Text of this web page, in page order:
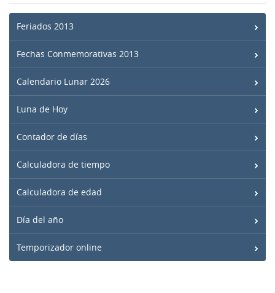
Feriados 2013
Fechas Conmemorativas 2013
Calendario Lunar 2026
Luna de Hoy
Contador de días
Calculadora de tiempo
Calculadora de edad
Día del año
Temporizador online